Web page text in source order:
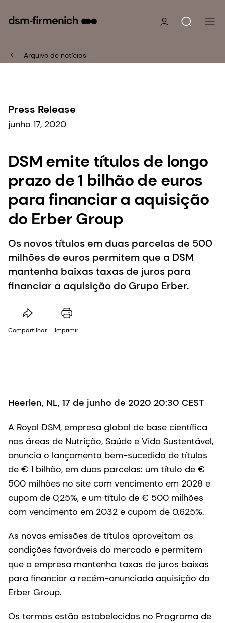
Arquivo de notícias
Press Release
junho 17, 2020
DSM emite títulos de longo
prazo de 1 bilhão de euros
para financiar a aquisição
do Erber Group
Os novos títulos em duas parcelas de 500
milhões de euros permitem que a DSM
mantenha baixas taxas de juros para
financiar a aquisição do Grupo Erber.
Compartilhar Imprimir
Heerlen, NL, 17 de junho de 2020 20:30 CEST
A Royal DSM, empresa global de base científica
nas áreas de Nutrição, Saúde e Vida Sustentável,
anuncia o lançamento bem-sucedido de títulos
de € 1 bilhão, em duas parcelas: um título de €
500 milhões no site com vencimento em 2028 e
cupom de 0,25%, e um título de € 500 milhões
com vencimento em 2032 e cupom de 0,625%.
As novas emissões de títulos aproveitam as
condições favoráveis do mercado e permitem
que a empresa mantenha taxas de juros baixas
para financiar a recém-anunciada aquisição do
Erber Group.
Os termos estão estabelecidos no Programa de